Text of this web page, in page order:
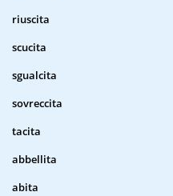
riuscita
scucita
sgualcita
sovreccita
tacita
abbellita
abita